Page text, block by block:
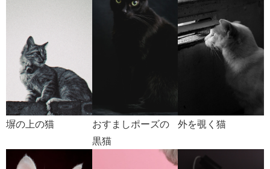
塀の上の猫
おすましポーズの
黒猫
外を覗く猫